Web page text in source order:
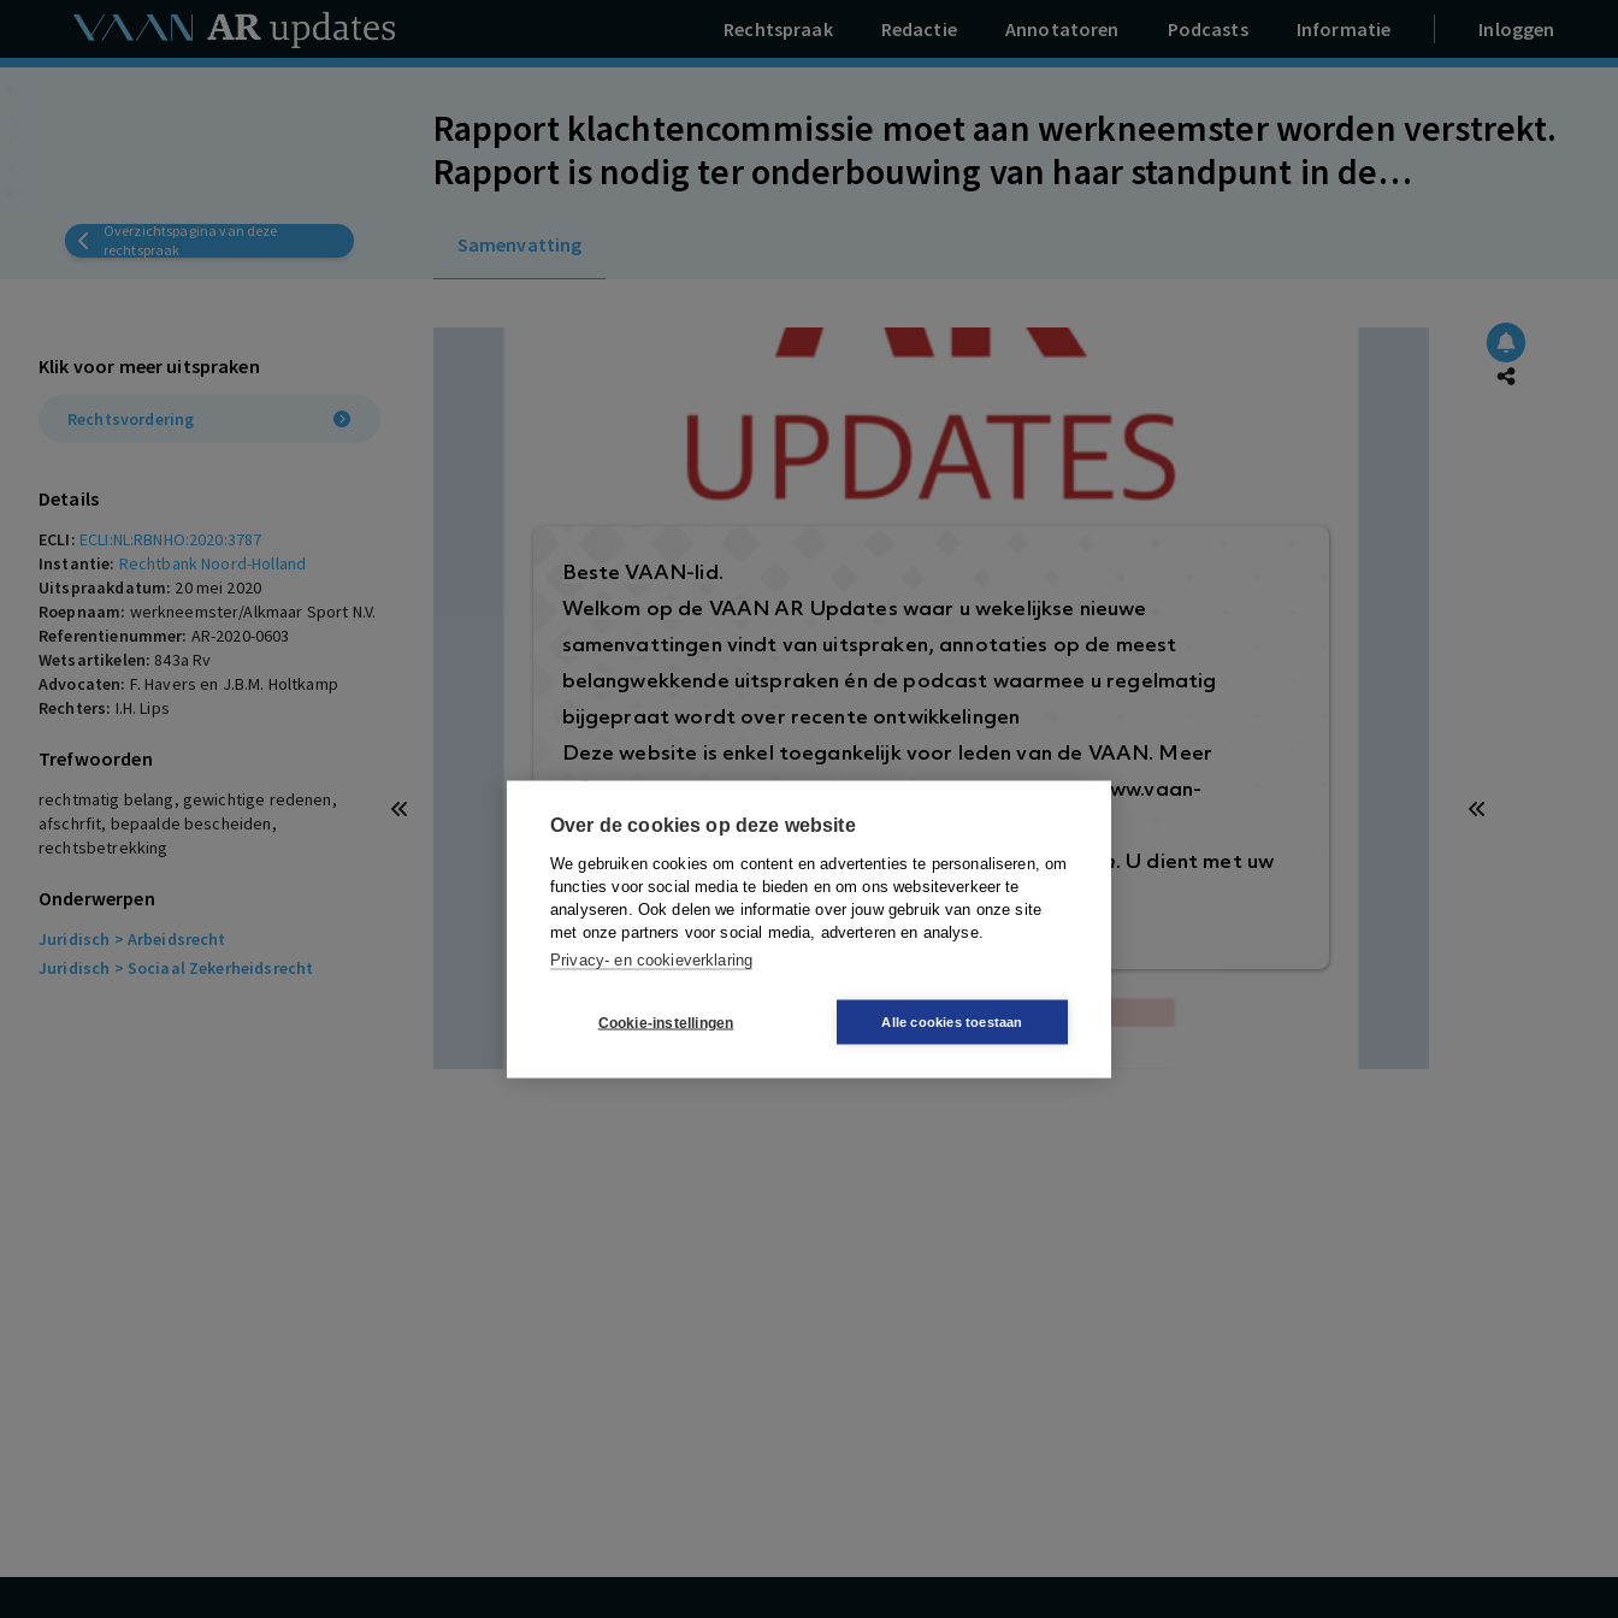
Over de cookies op deze website
We gebruiken cookies om content en advertenties te personaliseren, om
functies voor social media te bieden en om ons websiteverkeer te
analyseren. Ook delen we informatie over jouw gebruik van onze site
met onze partners voor social media, adverteren en analyse.
Privacy- en cookieverklaring
Cookie-instellingen Alle cookies toestaan
Rechtspraak Redactie Annotatoren Podcasts Informatie Inloggen
Overzichtspagina van deze
rechtspraak
Rapport klachtencommissie moet aan werkneemster worden verstrekt.
Rapport is nodig ter onderbouwing van haar standpunt in de
weegt zwaarder dan belang bescherming privacy van andere
Samenvatting
Klik voor meer uitspraken
Rechtsvordering
Details
ECLI: ECLI:NL:RBNHO:2020:3787
Instantie: Rechtbank Noord-Holland
Uitspraakdatum: 20 mei 2020
Roepnaam: werkneemster/Alkmaar Sport N.V.
Referentienummer: AR-2020-0603
Wetsartikelen: 843a Rv
Advocaten: F. Havers en J.B.M. Holtkamp
Rechters: I.H. Lips
Trefwoorden
rechtmatig belang, gewichtige redenen,
afschrfit, bepaalde bescheiden,
rechtsbetrekking
Onderwerpen
Juridisch > Arbeidsrecht
Juridisch > Sociaal Zekerheidsrecht
Beste VAAN-lid.
Welkom op de VAAN AR Updates waar u wekelijkse nieuwe
samenvattingen vindt van uitspraken, annotaties op de meest
belangwekkende uitspraken én de podcast waarmee u regelmatig
bijgepraat wordt over recente ontwikkelingen
Deze website is enkel toegankelijk voor leden van de VAAN. Meer
https://www.vaan-
arbeidsrecht.nl/.
Om in te loggen klikt u rechtsboven op de knopInloggen. U dient met uw
VAAN-account in te loggen om toegang te krijgen.